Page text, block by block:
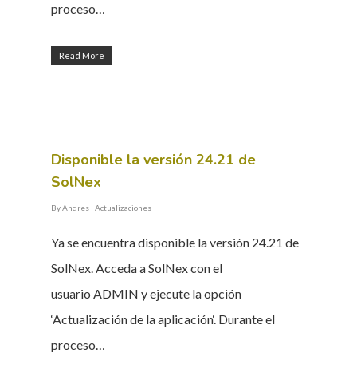
proceso…
Read More
Disponible la versión 24.21 de
SolNex
ByAndres | Actualizaciones
Ya se encuentra disponible la versión 24.21 de
SolNex. Acceda a SolNex con el
usuario ADMIN y ejecute la opción
‘Actualización de la aplicación‘. Durante el
proceso…